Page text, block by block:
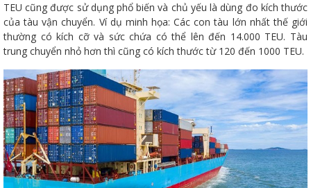
TEU cũng được sử dụng phổ biến và chủ yếu là dùng đo kích thước
của tàu vận chuyển. Ví dụ minh họa: Các con tàu lớn nhất thế giới
thường có kích cỡ và sức chứa có thể lên đến 14.000 TEU. Tàu
trung chuyển nhỏ hơn thì cũng có kích thước từ 120 đến 1000 TEU.